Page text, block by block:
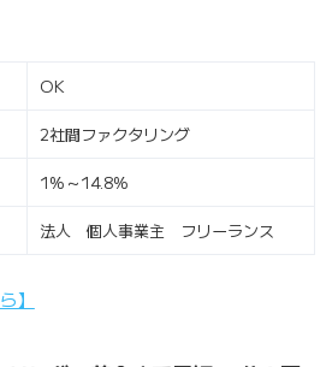
OK
2社間ファクタリング
1%～14.8%
法人 個人事業主 フリーランス
】